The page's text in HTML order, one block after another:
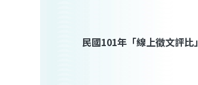
民國101年「線上徵文評比